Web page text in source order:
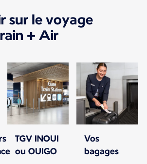
sur le voyage
+ Air
TGV INOUI
ou OUIGO
Vos
bagages